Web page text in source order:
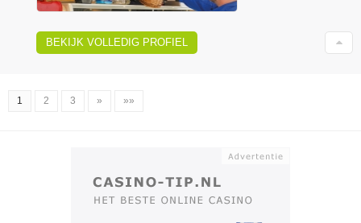
BEKIJK VOLLEDIG PROFIEL
1 2 3 » »»